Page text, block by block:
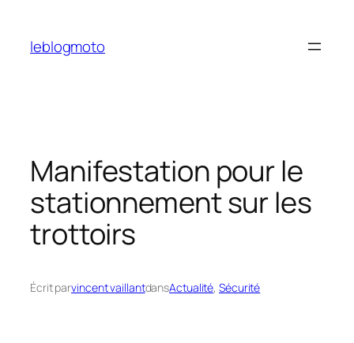
contenu
leblogmoto
Manifestation pour le
stationnement sur les
trottoirs
Écrit parvincent vaillantdansActualité, Sécurité